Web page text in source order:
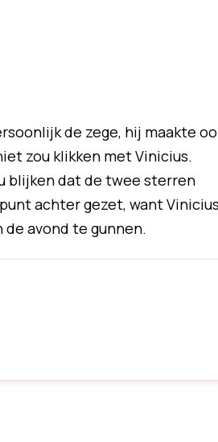
de zege, hij maakte
zou klikken met Vinicius.
blijken dat de twee sterren
achter gezet, want
de avond te gunnen.